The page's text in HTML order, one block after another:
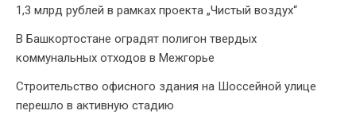
1,3 млрд рублей в рамках проекта „Чистый воздух“
В Башкортостане оградят полигон твердых
коммунальных отходов в Межгорье
Строительство офисного здания на Шоссейной улице
перешло в активную стадию